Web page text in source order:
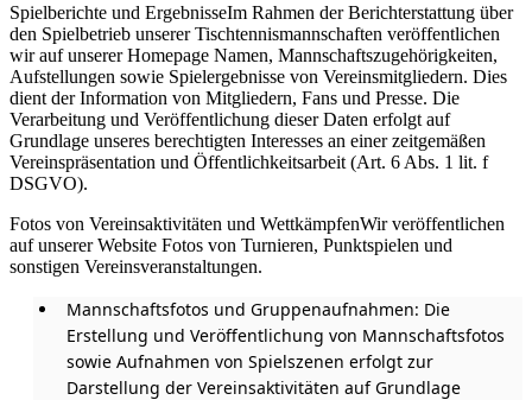
Spielberichte und ErgebnisseIm Rahmen der Berichterstattung über
den Spielbetrieb unserer Tischtennismannschaften veröffentlichen
wir auf unserer Homepage Namen, Mannschaftszugehörigkeiten,
Aufstellungen sowie Spielergebnisse von Vereinsmitgliedern. Dies
dient der Information von Mitgliedern, Fans und Presse. Die
Verarbeitung und Veröffentlichung dieser Daten erfolgt auf
Grundlage unseres berechtigten Interesses an einer zeitgemäßen
Vereinspräsentation und Öffentlichkeitsarbeit (Art. 6 Abs. 1 lit. f
DSGVO).
Fotos von Vereinsaktivitäten und WettkämpfenWir veröffentlichen
auf unserer Website Fotos von Turnieren, Punktspielen und
sonstigen Vereinsveranstaltungen.
Mannschaftsfotos und Gruppenaufnahmen: Die
Erstellung und Veröffentlichung von Mannschaftsfotos
sowie Aufnahmen von Spielszenen erfolgt zur
Darstellung der Vereinsaktivitäten auf Grundlage